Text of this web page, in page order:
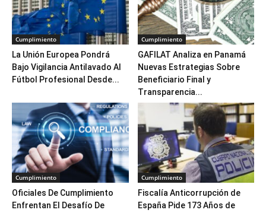
Cumplimiento
La Unión Europea Pondrá
Bajo Vigilancia Antilavado Al
Fútbol Profesional Desde...
Cumplimiento
GAFILAT Analiza en Panamá
Nuevas Estrategias Sobre
Beneficiario Final y
Transparencia...
Cumplimiento
Oficiales De Cumplimiento
Enfrentan El Desafío De
Cumplimiento
Fiscalía Anticorrupción de
España Pide 173 Años de